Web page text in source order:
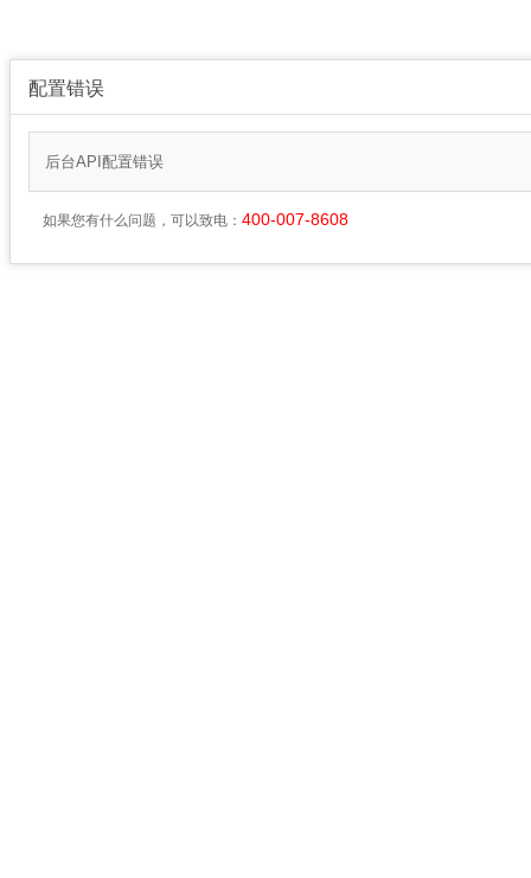
配置错误
后台API配置错误
如果您有什么问题，可以致电： 400-007-8608